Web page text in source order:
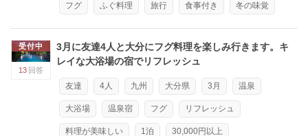
フグ ふぐ料理 旅行 食事付き 冬の味覚
受付中
13 回答
3月に友達4人と大分にフグ料理を楽しみ行きます。キ
レイな大浴場の宿でリフレッシュ
友達 4人 九州 大分県 3月 温泉
大浴場 温泉宿 フグ リフレッシュ
料理が美味しい 1泊 30,000円以上